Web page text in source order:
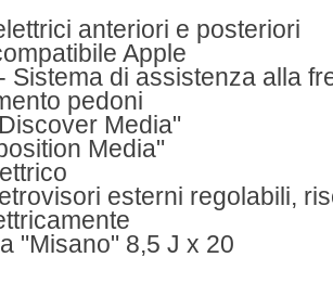
anteriori e posteriori
Apple
Sistema di assistenza alla
pedoni
Media"
Media"
esterni regolabili,
"Misano" 8,5 J x 20